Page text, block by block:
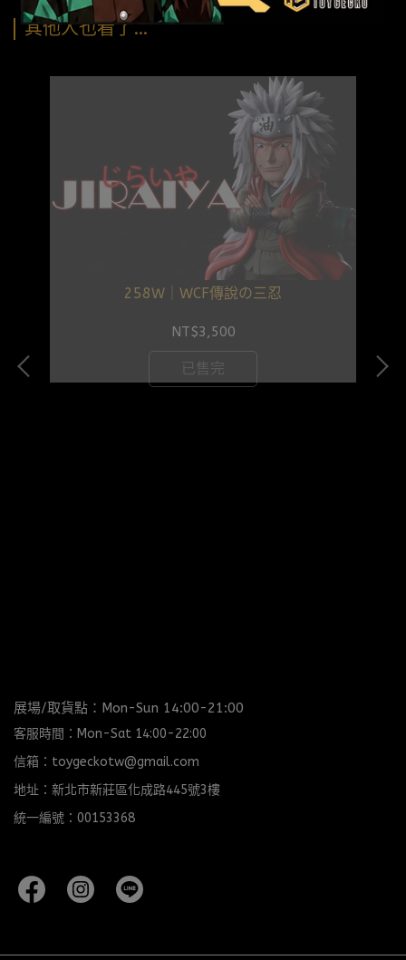
其他人也看了…
258W｜WCF傳說の三忍
NT$3,500
已售完
展場/取貨點：Mon-Sun 14:00-21:00
客服時間：Mon-Sat 14:00-22:00
信箱：toygeckotw@gmail.com
地址：新北市新莊區化成路445號3樓
統一編號：00153368